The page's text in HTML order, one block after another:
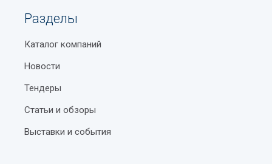
Разделы
Каталог компаний
Новости
Тендеры
Статьи и обзоры
Выставки и события